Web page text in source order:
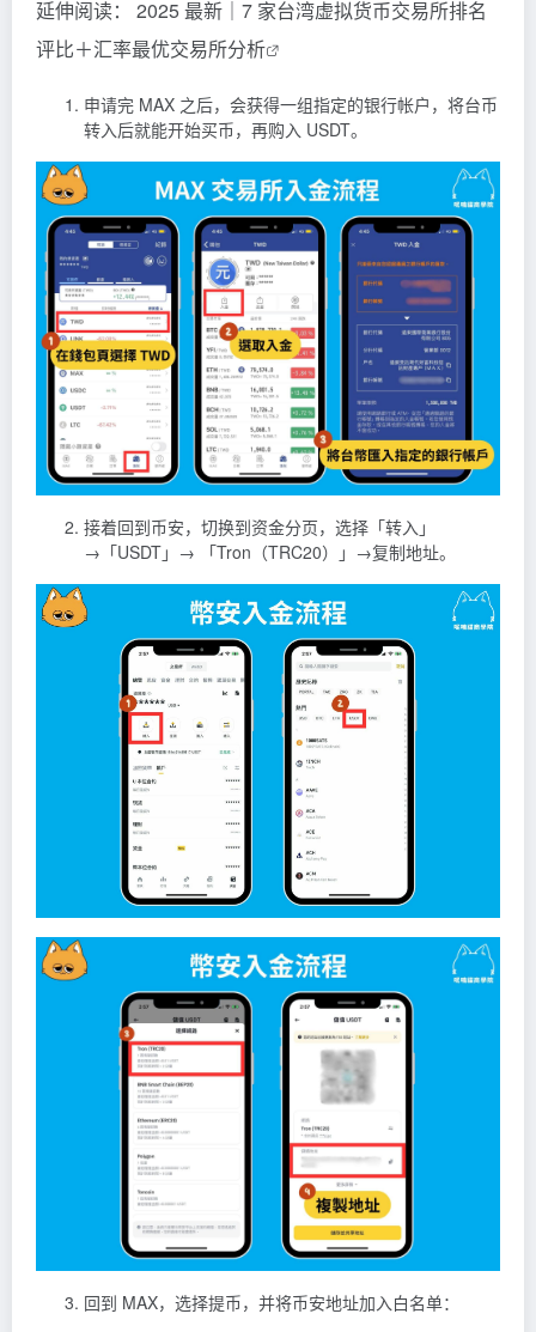
延伸阅读： 2025 最新｜7 家台湾虚拟货币交易所排名
评比＋汇率最优交易所分析
申请完 MAX 之后，会获得一组指定的银行帐户，将台币
转入后就能开始买币，再购入 USDT。
接着回到币安，切换到资金分页，选择「转入」
→「USDT」→ 「Tron（TRC20）」→复制地址。
回到 MAX，选择提币，并将币安地址加入白名单：